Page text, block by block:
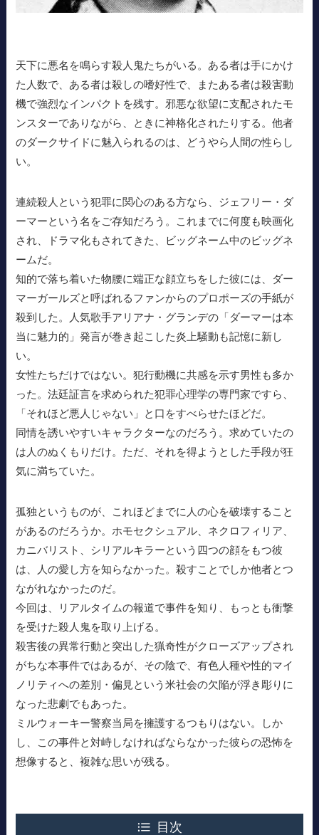
天下に悪名を鳴らす殺人鬼たちがいる。ある者は手にかけ
た人数で、ある者は殺しの嗜好性で、またある者は殺害動
機で強烈なインパクトを残す。邪悪な欲望に支配されたモ
ンスターでありながら、ときに神格化されたりする。他者
のダークサイドに魅入られるのは、どうやら人間の性らし
い。
連続殺人という犯罪に関心のある方なら、ジェフリー・ダ
ーマーという名をご存知だろう。これまでに何度も映画化
され、ドラマ化もされてきた、ビッグネーム中のビッグネ
ームだ。
知的で落ち着いた物腰に端正な顔立ちをした彼には、ダー
マーガールズと呼ばれるファンからのプロポーズの手紙が
殺到した。人気歌手アリアナ・グランデの「ダーマーは本
当に魅力的」発言が巻き起こした炎上騒動も記憶に新し
い。
女性たちだけではない。犯行動機に共感を示す男性も多か
った。法廷証言を求められた犯罪心理学の専門家ですら、
「それほど悪人じゃない」と口をすべらせたほどだ。
同情を誘いやすいキャラクターなのだろう。求めていたの
は人のぬくもりだけ。ただ、それを得ようとした手段が狂
気に満ちていた。
孤独というものが、これほどまでに人の心を破壊すること
があるのだろうか。ホモセクシュアル、ネクロフィリア、
カニバリスト、シリアルキラーという四つの顔をもつ彼
は、人の愛し方を知らなかった。殺すことでしか他者とつ
ながれなかったのだ。
今回は、リアルタイムの報道で事件を知り、もっとも衝撃
を受けた殺人鬼を取り上げる。
殺害後の異常行動と突出した猟奇性がクローズアップされ
がちな本事件ではあるが、その陰で、有色人種や性的マイ
ノリティへの差別・偏見という米社会の欠陥が浮き彫りに
なった悲劇でもあった。
ミルウォーキー警察当局を擁護するつもりはない。しか
し、この事件と対峙しなければならなかった彼らの恐怖を
想像すると、複雑な思いが残る。
目次